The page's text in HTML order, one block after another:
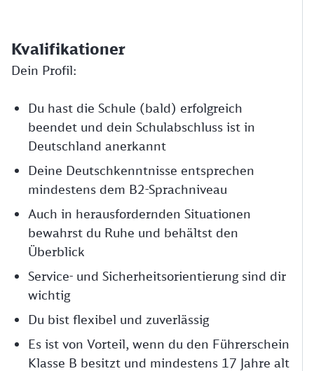
Kvalifikationer
Dein Profil:
Du hast die Schule (bald) erfolgreich
beendet und dein Schulabschluss ist in
Deutschland anerkannt
Deine Deutschkenntnisse entsprechen
mindestens dem B2-Sprachniveau
Auch in herausfordernden Situationen
bewahrst du Ruhe und behältst den
Überblick
Service- und Sicherheitsorientierung sind dir
wichtig
Du bist flexibel und zuverlässig
Es ist von Vorteil, wenn du den Führerschein
Klasse B besitzt und mindestens 17 Jahre alt